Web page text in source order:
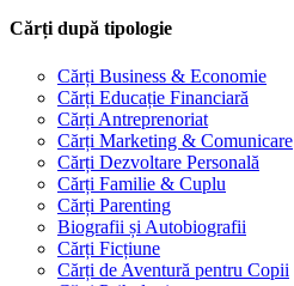
Cărți după tipologie
Cărți Business & Economie
Cărți Educație Financiară
Cărți Antreprenoriat
Cărți Marketing & Comunicare
Cărți Dezvoltare Personală
Cărți Familie & Cuplu
Cărți Parenting
Biografii și Autobiografii
Cărți Ficțiune
Cărți de Aventură pentru Copii